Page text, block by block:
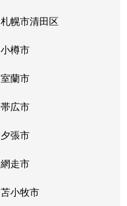
北34条
北34条
新道東
新道東
新道東
新道東
麻生
札幌市清田区
小樽市
室蘭市
帯広市
夕張市
網走市
苫小牧市